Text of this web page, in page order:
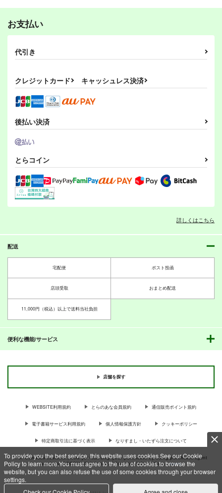
To provide you the best service, this website uses cookies.See our Cookie
Policy to learn more.You must agree to the use of cookies to browse the
website, but you can also refuse the use of some cookies through your browser
settings.
お支払い
代引き
クレジットカード キャッシュレス決済
後払い決済
とらコイン
詳しくはこちら
配送
宅配便 ポスト投函
店頭受取 おまとめ配送
11,000円（税込）以上で送料当社負担
便利な機能/サービス
店舗を探す
WEBSITE利用規約 とらのあな会員規約 通信販売ポイント規約
電子書籍サービス利用規約 個人情報保護方針 クッキーポリシー
特定商取引法に基づく表示 なりすまし・いたずら注文について
For Overseas customer, now you can ship your purchases by using purchases agent
services “AOCS”! Click {more…} for more information …more